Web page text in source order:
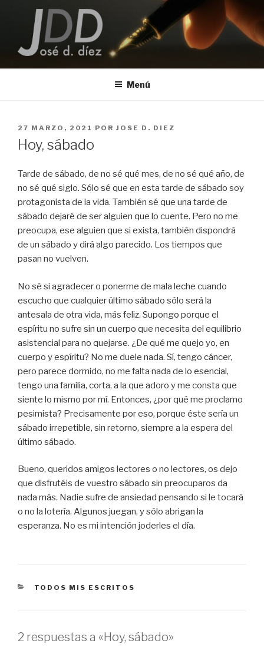
contenido
JOSE D. DIEZ
Menú
PUBLICADO
EL
27 MARZO, 2021 POR JOSE D. DIEZ
Hoy, sábado
Tarde de sábado, de no sé qué mes, de no sé qué año, de
no sé qué siglo. Sólo sé que en esta tarde de sábado soy
protagonista de la vida. También sé que una tarde de
sábado dejaré de ser alguien que lo cuente. Pero no me
preocupa, ese alguien que si exista, también dispondrá
de un sábado y dirá algo parecido. Los tiempos que
pasan no vuelven.
No sé si agradecer o ponerme de mala leche cuando
escucho que cualquier último sábado sólo será la
antesala de otra vida, más feliz. Supongo porque el
espíritu no sufre sin un cuerpo que necesita del equilibrio
asistencial para no quejarse. ¿De qué me quejo yo, en
cuerpo y espíritu? No me duele nada. Sí, tengo cáncer,
pero parece dormido, no me falta nada de lo esencial,
tengo una familia, corta, a la que adoro y me consta que
siente lo mismo por mí. Entonces, ¿por qué me proclamo
pesimista? Precisamente por eso, porque éste sería un
sábado irrepetible, sin retorno, siempre a la espera del
último sábado.
Bueno, queridos amigos lectores o no lectores, os dejo
que disfrutéis de vuestro sábado sin preocuparos da
nada más. Nadie sufre de ansiedad pensando si le tocará
o no la lotería. Algunos juegan, y sólo abrigan la
esperanza. No es mi intención joderles el día.
CATEGORÍAS
TODOS MIS ESCRITOS
2 respuestas a «Hoy, sábado»